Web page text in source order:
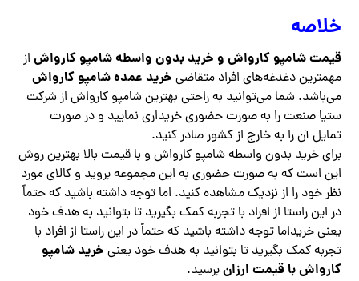
خلاصه
قیمت شامپو کارواش و خرید بدون واسطه شامپو کارواش از
مهمترین دغدغه‌های افراد متقاضی خرید عمده شامپو کارواش
می‌باشد. شما می‌توانید به راحتی بهترین شامپو کارواش از شرکت
ستیا صنعت را به صورت حضوری خریداری نمایید و در صورت
تمایل آن را به خارج از کشور صادر کنید.
برای خرید بدون واسطه شامپو کارواش و با قیمت بالا بهترین روش
این است که به صورت حضوری به این مجموعه بروید و کالای مورد
نظر خود را از نزدیک مشاهده کنید. اما توجه داشته باشید که حتماً
در این راستا از افراد با تجربه کمک بگیرید تا بتوانید به هدف خود
یعنی خریداما توجه داشته باشید که حتماً در این راستا از افراد با
تجربه کمک بگیرید تا بتوانید به هدف خود یعنی خرید شامپو
کارواش با قیمت ارزانبرسید.